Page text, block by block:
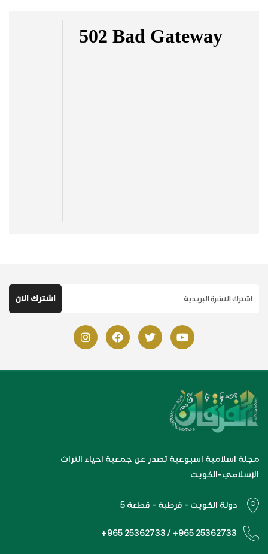
مجلة اسلامية اسبوعية تصدر عن جمعية احياء التراث
الإسلامي-الكويت
دولة الكويت - قرطبة - قطعة 5
+965 25362733 / +965 25362733